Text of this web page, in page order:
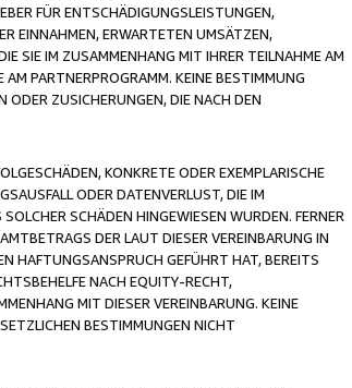
FÜR ENTSCHÄDIGUNGSLEISTUNGEN,
EINNAHMEN, ERWARTETEN UMSÄTZEN,
SIE IM ZUSAMMENHANG MIT IHRER TEILNAHME AM
PARTNERPROGRAMM. KEINE BESTIMMUNG
ODER ZUSICHERUNGEN, DIE NACH DEN
KONKRETE ODER EXEMPLARISCHE
ODER DATENVERLUST, DIE IM
SCHÄDEN HINGEWIESEN WURDEN. FERNER
DER LAUT DIESER VEREINBARUNG IN
HAFTUNGSANSPRUCH GEFÜHRT HAT, BEREITS
NACH EQUITY-RECHT,
MIT DIESER VEREINBARUNG. KEINE
BESTIMMUNGEN NICHT